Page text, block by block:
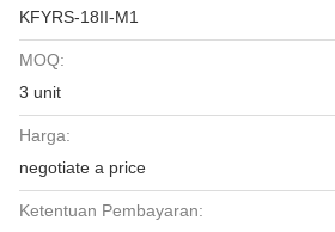
KFYRS-18II-M1
MOQ:
3 unit
Harga:
negotiate a price
Ketentuan Pembayaran: